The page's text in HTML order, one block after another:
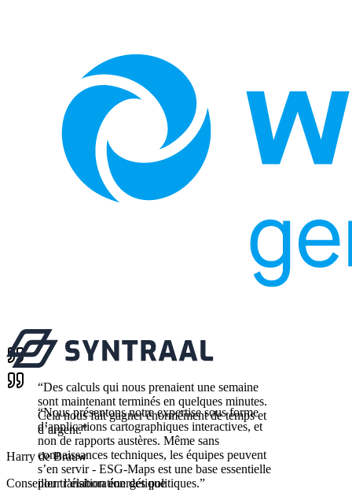
“Des calculs qui nous prenaient une semaine
sont maintenant terminés en quelques minutes.
Cela nous fait gagner énormément de temps et
d’argent.”
Harry de Brauw
Conseiller transition énergétique
“Nous présentons notre expertise sous forme
d’applications cartographiques interactives, et
non de rapports austères. Même sans
connaissances techniques, les équipes peuvent
s’en servir - ESG-Maps est une base essentielle
pour l’élaboration des politiques.”